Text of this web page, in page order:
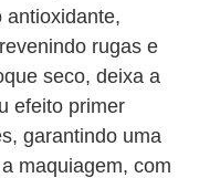
antioxidante,
rugas e
seco, deixa a
efeito primer
garantindo uma
maquiagem, com